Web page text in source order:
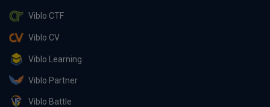
Viblo CTF
Viblo CV
Viblo Learning
Viblo Partner
Viblo Battle